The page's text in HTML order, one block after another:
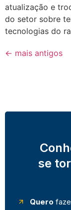
atualização e
do setor sobre
tecnologias do
← mais antigos
se
Quero